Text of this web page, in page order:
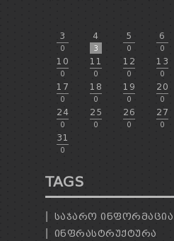
3
0
4
3
5
0
6
0
10
0
11
0
12
0
13
0
17
0
18
0
19
0
20
0
24
0
25
0
26
0
27
0
31
0
TAGS
ᲡᲐᲯᲐᲠᲝ ᲘᲜᲤᲝᲠᲛᲐᲪᲘᲐ
ᲘᲜᲤᲠᲐᲡᲢᲠᲣᲥᲢᲣᲠᲐ